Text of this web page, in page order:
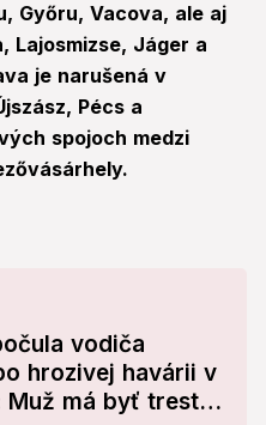
Győru, Vacova, ale aj
Lajosmizse, Jáger a
je narušená v
Pécs a
spojoch medzi
vodiča
hrozivej havárii v
Muž má byť trestne